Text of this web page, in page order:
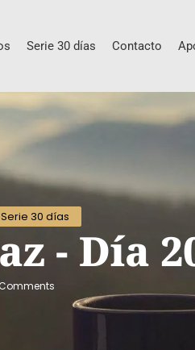
Serie 30 días Contacto
Serie 30 días
- Día